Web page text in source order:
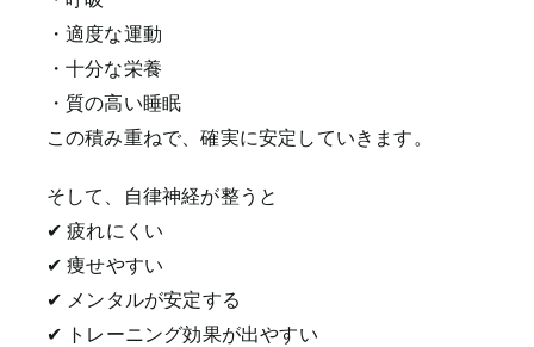
・適度な運動
・十分な栄養
・質の高い睡眠
この積み重ねで、確実に安定していきます。
そして、自律神経が整うと
✔ 疲れにくい
✔ 痩せやすい
✔ メンタルが安定する
✔ トレーニング効果が出やすい